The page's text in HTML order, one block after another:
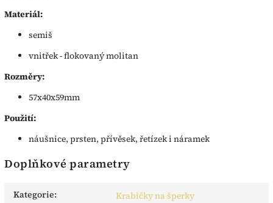
Materiál:
semiš
vnitřek - flokovaný molitan
Rozměry:
57x40x59mm
Použití:
náušnice, prsten, přívěsek, řetízek i náramek
Doplňkové parametry
Kategorie:
Krabičky na šperky